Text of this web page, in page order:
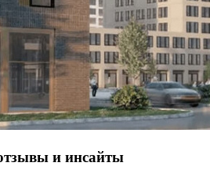
и инсайты